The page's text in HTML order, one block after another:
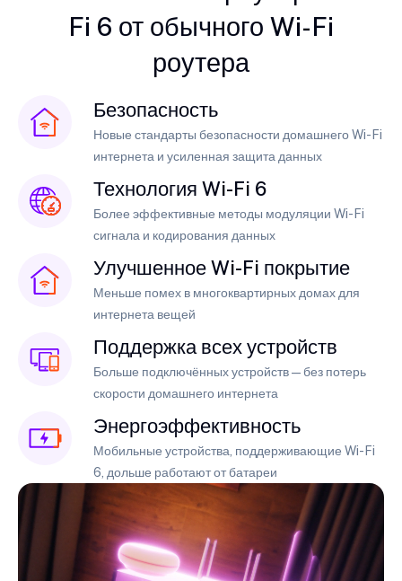
Fi 6 от обычного Wi-Fi
роутера
Безопасность
Новые стандарты безопасности домашнего Wi-Fi
интернета и усиленная защита данных
Технология Wi-Fi 6
Более эффективные методы модуляции Wi-Fi
сигнала и кодирования данных
Улучшенное Wi-Fi покрытие
Меньше помех в многоквартирных домах для
интернета вещей
Поддержка всех устройств
Больше подключённых устройств — без потерь
скорости домашнего интернета
Энергоэффективность
Мобильные устройства, поддерживающие Wi-Fi
6, дольше работают от батареи